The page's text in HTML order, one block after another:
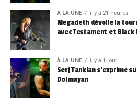
À LA UNE il y a 21 heures
Megadeth dévoile la
avec Testament et Black
À LA UNE il y a 1 jour
Serj Tankian s’exprime
Dolmayan